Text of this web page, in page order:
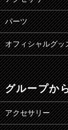
パーツ
オフィシャルグッ
グループか
アクセサリー